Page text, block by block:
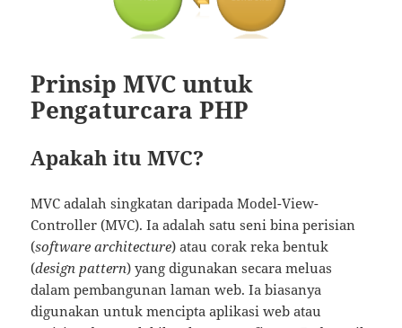
Prinsip MVC untuk
Pengaturcara PHP
Apakah itu MVC?
MVC adalah singkatan daripada Model-View-
Controller (MVC). Ia adalah satu seni bina perisian
(software architecture) atau corak reka bentuk
(design pattern) yang digunakan secara meluas
dalam pembangunan laman web. Ia biasanya
digunakan untuk mencipta aplikasi web atau